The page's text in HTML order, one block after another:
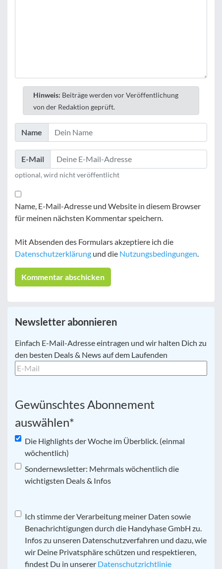
Hinweis: Beiträge werden vor Veröffentlichung
von der Redaktion geprüft.
Name
E-Mail
optional, wird nicht veröffentlicht
Name, E-Mail-Adresse und Website in diesem Browser
für meinen nächsten Kommentar speichern.
Mit Absenden des Formulars akzeptiere ich die
Datenschutzerklärung und die Nutzungsbedingungen
Newsletter abonnieren
E-
Mail *
Einfach E-Mail-Adresse eintragen und wir halten Dich zu
den besten Deals & News auf dem Laufenden
Gewünschtes Abonnement
auswählen*
Die Highlights der Woche im Überblick. (einmal
wöchentlich)
Sondernewsletter: Mehrmals wöchentlich die
wichtigsten Deals & Infos
Datenschutz*
Ich stimme der Verarbeitung meiner Daten sowie
Benachrichtigungen durch die Handyhase GmbH zu.
Infos zu unseren Datenschutzverfahren und dazu, wie
wir Deine Privatsphäre schützen und respektieren,
findest Du in unserer Datenschutzrichtlinie